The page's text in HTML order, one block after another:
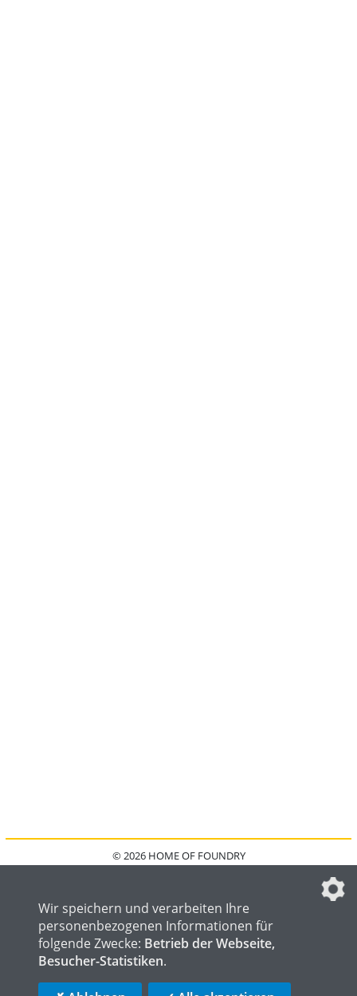
© 2026 HOME OF FOUNDRY
DATENSCHUTZEINSTELLUNGEN
HOME OF LOGISTICS
Wir speichern und verarbeiten Ihre
personenbezogenen Informationen für
folgende Zwecke: Betrieb der Webseite,
Besucher-Statistiken.